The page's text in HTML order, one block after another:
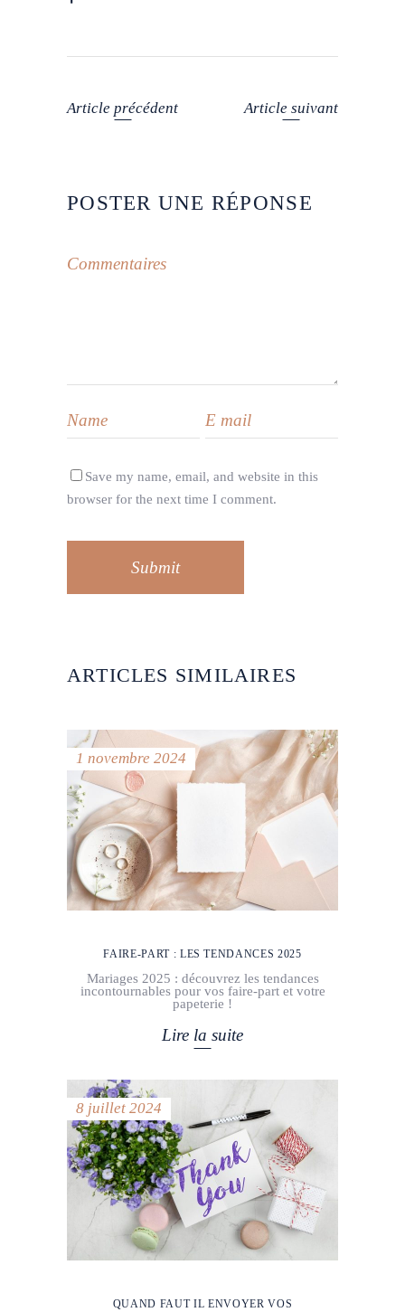
Article précédent Article suivant
POSTER UNE RÉPONSE
Save my name, email, and website in this
browser for the next time I comment.
Submit
ARTICLES SIMILAIRES
1 novembre 2024
FAIRE-PART : LES TENDANCES 2025
Mariages 2025 : découvrez les tendances
incontournables pour vos faire-part et votre
papeterie !
Lire la suite
8 juillet 2024
QUAND FAUT IL ENVOYER VOS